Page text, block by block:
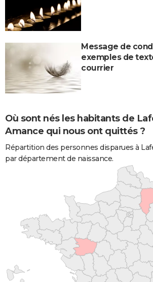
Message de
exemples de
courrier
Où sont nés les habitants de
Amance qui nous ont quittés ?
Répartition des personnes disparues à
par département de naissance.